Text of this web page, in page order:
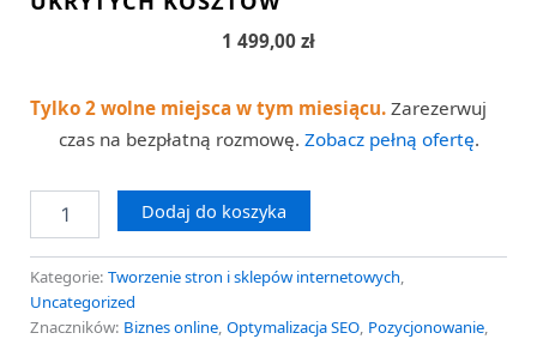
1 499,00 zł
Tylko 2 wolne miejsca w tym miesiącu. Zarezerwuj
czas na bezpłatną rozmowę. Zobacz pełną ofertę.
Dodaj do koszyka
Kategorie: Tworzenie stron i sklepów internetowych,
Uncategorized
Znaczników: Biznes online, Optymalizacja SEO, Pozycjonowanie,